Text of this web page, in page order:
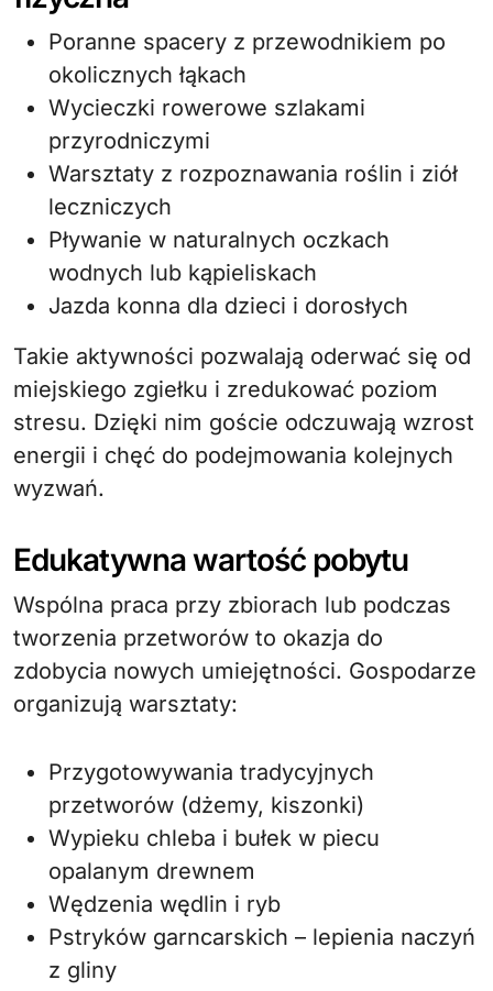
Poranne spacery z przewodnikiem po
okolicznych łąkach
Wycieczki rowerowe szlakami
przyrodniczymi
Warsztaty z rozpoznawania roślin i ziół
leczniczych
Pływanie w naturalnych oczkach
wodnych lub kąpieliskach
Jazda konna dla dzieci i dorosłych
Takie aktywności pozwalają oderwać się od
miejskiego zgiełku i zredukować poziom
stresu. Dzięki nim goście odczuwają wzrost
energii i chęć do podejmowania kolejnych
wyzwań.
Edukatywna wartość pobytu
Wspólna praca przy zbiorach lub podczas
tworzenia przetworów to okazja do
zdobycia nowych umiejętności. Gospodarze
organizują warsztaty:
Przygotowywania tradycyjnych
przetworów (dżemy, kiszonki)
Wypieku chleba i bułek w piecu
opalanym drewnem
Wędzenia wędlin i ryb
Pstryków garncarskich – lepienia naczyń
z gliny